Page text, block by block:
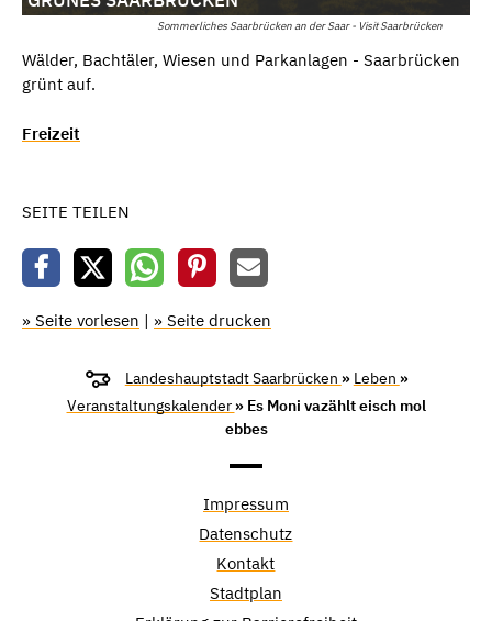
Sommerliches Saarbrücken an der Saar - Visit Saarbrücken
Wälder, Bachtäler, Wiesen und Parkanlagen - Saarbrücken
grünt auf.
Freizeit
SEITE TEILEN
» Seite vorlesen | » Seite drucken
Landeshauptstadt Saarbrücken » Leben »
Veranstaltungskalender » Es Moni vazählt eisch mol
ebbes
Impressum
Datenschutz
Kontakt
Stadtplan